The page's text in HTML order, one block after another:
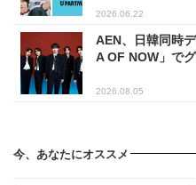
2026.06.22
AEN、日韓同時
A OF NOW」で
2026.08.05
今、あなたにオススメ